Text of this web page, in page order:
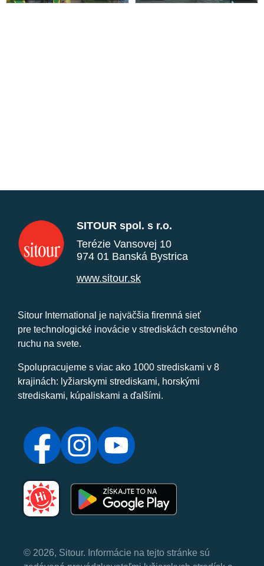
SITOUR spol. s r.o.
Terézie Vansovej 10
974 01 Banská Bystrica
www.sitour.sk
Sitour International je najväčšia firemná sieť
pre technologické inovácie v strediskách cestovného
ruchu na svete.
Spolupracujeme s viac ako 1000 strediskami v 8
krajinách: lyžiarskymi strediskami, horskými
strediskami, kúpaliskami a ďalšími.
© 2026, Sitour. Informácie na tejto stránke sú